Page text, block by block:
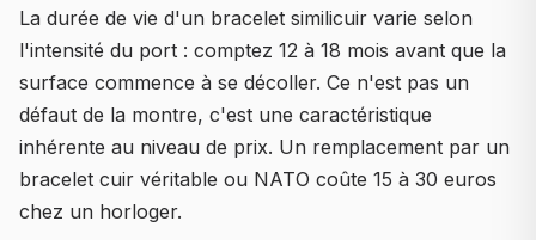
La durée de vie d'un bracelet similicuir varie selon
l'intensité du port : comptez 12 à 18 mois avant que la
surface commence à se décoller. Ce n'est pas un
défaut de la montre, c'est une caractéristique
inhérente au niveau de prix. Un remplacement par un
bracelet cuir véritable ou NATO coûte 15 à 30 euros
chez un horloger.